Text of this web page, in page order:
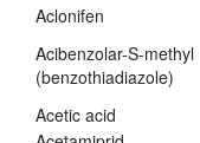
Aclonifen
Acibenzolar-S-methyl
(benzothiadiazole)
Acetic acid